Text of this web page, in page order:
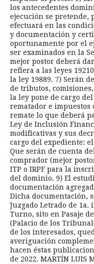
los antecedentes
ejecución se pretende,
efectuará en las
y documentación y
oportunamente por el
ser examinados en la
mejor postor deberá
refiera a las leyes
la ley 19889. 7) Serán
de tributos,
la ley pone de cargo
rematador e impuestos
remate lo que deberá
Ley de Inclusión
modificativas y sus
cargo del expediente:
Que serán de cuenta
comprador (mejor
ITP o IRPF para la
del dominio. 9) El
documentación
Dicha documentación,
Juzgado Letrado de
Turno, sito en Pasaje
(Palacio de los
de los interesados,
averiguación
hacen éstas
de 2022. MARTÍN LUIS